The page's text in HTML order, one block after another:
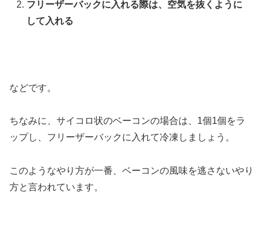
フリーザーバックに入れる際は、空気を抜くように
して入れる
などです。
ちなみに、サイコロ状のベーコンの場合は、1個1個をラ
ップし、フリーザーバックに入れて冷凍しましょう。
このようなやり方が一番、ベーコンの風味を逃さないやり
方と言われています。